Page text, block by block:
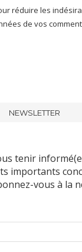
réduire les
de vos
NEWSLETTER
tenir
importants
vous à la